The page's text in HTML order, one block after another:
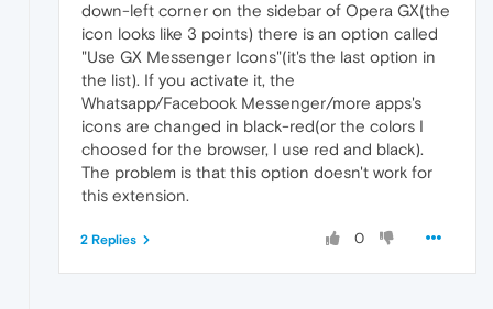
down-left corner on the sidebar of Opera GX(the
icon looks like 3 points) there is an option called
"Use GX Messenger Icons"(it's the last option in
the list). If you activate it, the
Whatsapp/Facebook Messenger/more apps's
icons are changed in black-red(or the colors I
choosed for the browser, I use red and black).
The problem is that this option doesn't work for
this extension.
0
2 Replies